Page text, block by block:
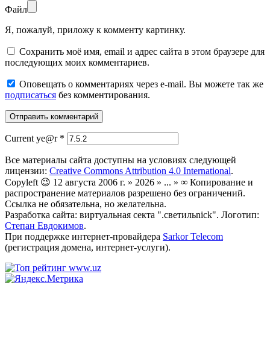
Файл
Я, пожалуй, приложу к комменту картинку.
Сохранить моё имя, email и адрес сайта в этом браузере для
последующих моих комментариев.
Оповещать о комментариях через e-mail. Вы можете так же
подписаться без комментирования.
Current ye@r *
Все материалы сайта доступны на условиях следующей
лицензии: Creative Commons Attribution 4.0 International.
Copyleft 😉 12 августа 2006 г. » 2026 » ... » ∞ Копирование и
распространение материалов разрешено без ограничений.
Ссылка не обязательна, но желательна.
Разработка сайта: виртуальная секта ".светильnick". Логотип:
Степан Евдокимов.
При поддержке интернет-провайдера Sarkor Telecom
(регистрация домена, интернет-услуги).